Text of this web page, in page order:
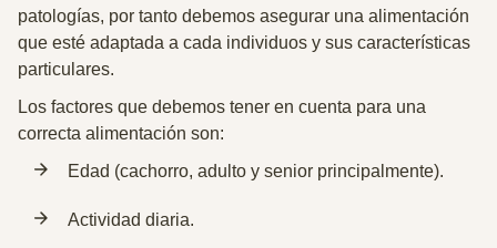
patologías, por tanto debemos asegurar una alimentación
que esté adaptada a cada individuos y sus características
particulares.
Los factores que debemos tener en cuenta para una
correcta alimentación son:
Edad (cachorro, adulto y senior principalmente).
Actividad diaria.